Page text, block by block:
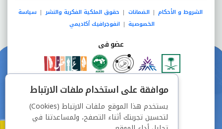
الشروط و الأحكام | الضمانات | حقوق الملكية الفكرية والنشر | سياسة
الخصوصية | انفوجرافيك أكاديمي
عضو فى
دفع آمن من خلال
موافقة على استخدام ملفات الارتباط
يستخدم هذا الموقع ملفات الارتباط (Cookies)
لتحسين تجربتك أثناء التصفح، ولمساعدتنا في